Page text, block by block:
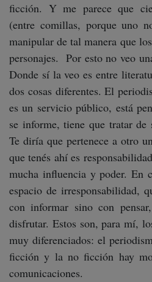
ficción. Y me parece que
(entre comillas, porque uno
manipular de tal manera que
personajes. Por esto no veo
Donde sí la veo es entre
dos cosas diferentes. El
es un servicio público, está
se informe, tiene que tratar de
Te diría que pertenece a otro
que tenés ahí es
mucha influencia y poder. En
espacio de irresponsabilidad,
con informar sino con
disfrutar. Estos son, para mí,
muy diferenciados: el
ficción y la no ficción hay
comunicaciones.